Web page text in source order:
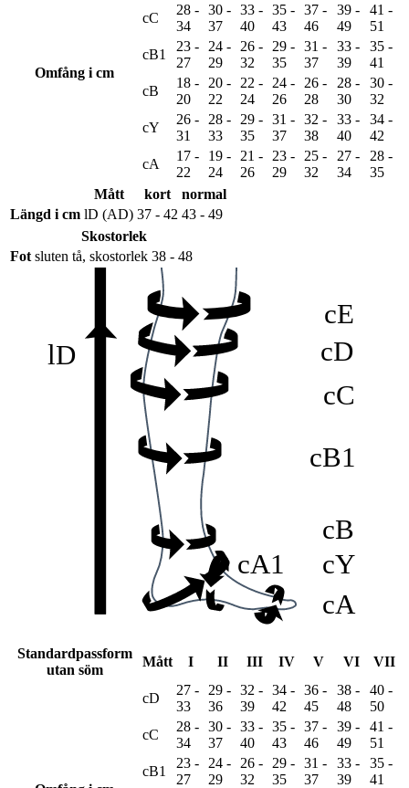
Omfång i cm
cC
28 -
34
30 -
37
33 -
40
35 -
43
37 -
46
39 -
49
41 -
51
cB1
23 -
27
24 -
29
26 -
32
29 -
35
31 -
37
33 -
39
35 -
41
cB
18 -
20
20 -
22
22 -
24
24 -
26
26 -
28
28 -
30
30 -
32
cY
26 -
31
28 -
33
29 -
35
31 -
37
32 -
38
33 -
40
34 -
42
cA
17 -
22
19 -
24
21 -
26
23 -
29
25 -
32
27 -
34
28 -
35
Mått
kort
normal
Längd i cm lD (AD) 37 - 42 43 - 49
Skostorlek
Fot sluten tå, skostorlek 38 - 48
lD
cG
cE
cD
cC
cB1
cB
cY
cA1
cA
Standardpassform
utan söm
Mått I II III IV V VI VII
cD
27 -
33
29 -
36
32 -
39
34 -
42
36 -
45
38 -
48
40 -
50
cC
28 -
34
30 -
37
33 -
40
35 -
43
37 -
46
39 -
49
41 -
51
cB1
23 -
27
24 -
29
26 -
32
29 -
35
31 -
37
33 -
39
35 -
41